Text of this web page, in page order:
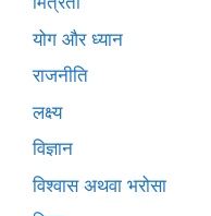
योग और ध्यान
राजनीति
लक्ष्य
विज्ञान
विश्वास अथवा भरोसा